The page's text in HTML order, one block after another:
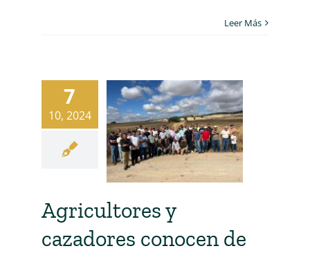
Leer Más
7
10, 2024
Agricultores y
cazadores conocen de